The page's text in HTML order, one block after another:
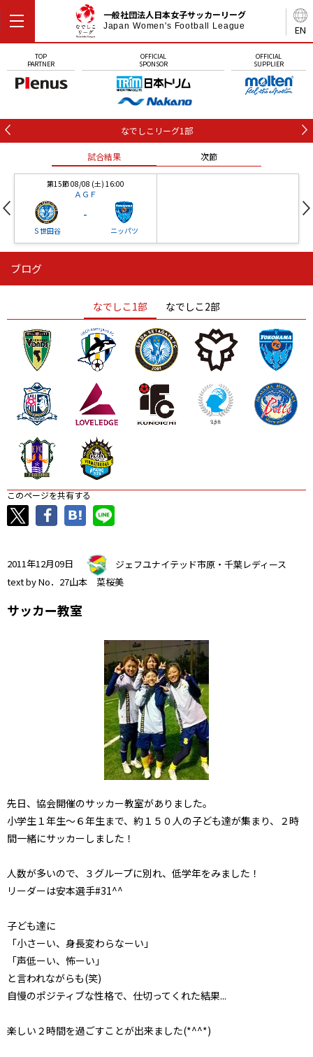
EN
一般社団法人日本女子サッカーリーグ
Japan Women's Football League
TOP
PARTNER
OFFICIAL
SPONSOR
OFFICIAL
SUPPLIER
なでしこリーグ1部
試合結果 次節
第15節 08/08 (土) 16:00
ＡＧＦ
Ｓ世田谷
-
ニッパツ
ニッパツ
ニッパツ 名古屋
石人の星
静岡 愛媛Ｌ
ブログ
なでしこ1部 なでしこ2部
このページを共有する
2011年12月09日
ジェフユナイテッド市原・千葉レディース
text by No．27山本 菜桜美
サッカー教室
先日、協会開催のサッカー教室がありました。
小学生１年生～６年生まで、約１５０人の子ども達が集まり、２時
間一緒にサッカーしました！
人数が多いので、３グループに別れ、低学年をみました！
リーダーは安本選手#31^^
子ども達に
「小さーい、身長変わらなーい」
「声低ーい、怖ーい」
と言われながらも(笑)
自慢のポジティブな性格で、仕切ってくれた結果...
楽しい２時間を過ごすことが出来ました(*^^*)